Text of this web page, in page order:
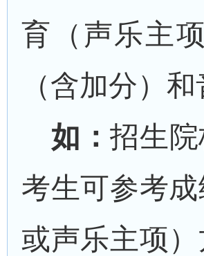
育（声乐主
（含加分）和
如：招生
考生可参考
或声乐主项